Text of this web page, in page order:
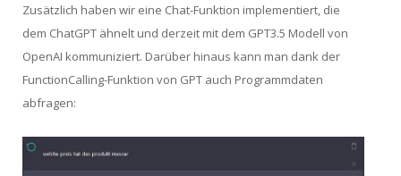
Zusätzlich haben wir eine Chat-Funktion implementiert, die
dem ChatGPT ähnelt und derzeit mit dem GPT3.5 Modell von
OpenAI kommuniziert. Darüber hinaus kann man dank der
FunctionCalling-Funktion von GPT auch Programmdaten
abfragen: